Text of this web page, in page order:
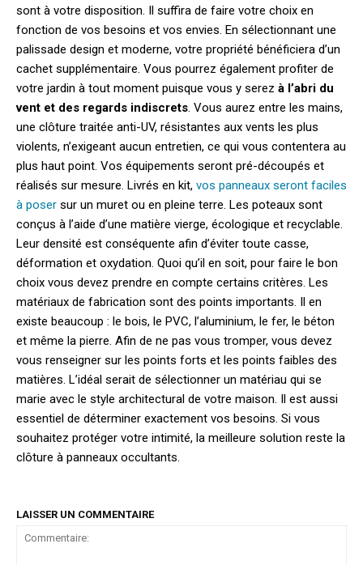
sont à votre disposition. Il suffira de faire votre choix en
fonction de vos besoins et vos envies. En sélectionnant une
palissade design et moderne, votre propriété bénéficiera d’un
cachet supplémentaire. Vous pourrez également profiter de
votre jardin à tout moment puisque vous y serez à l’abri du
vent et des regards indiscrets. Vous aurez entre les mains,
une clôture traitée anti-UV, résistantes aux vents les plus
violents, n’exigeant aucun entretien, ce qui vous contentera au
plus haut point. Vos équipements seront pré-découpés et
réalisés sur mesure. Livrés en kit, vos panneaux seront faciles
à poser sur un muret ou en pleine terre. Les poteaux sont
conçus à l’aide d’une matière vierge, écologique et recyclable.
Leur densité est conséquente afin d’éviter toute casse,
déformation et oxydation. Quoi qu’il en soit, pour faire le bon
choix vous devez prendre en compte certains critères. Les
matériaux de fabrication sont des points importants. Il en
existe beaucoup : le bois, le PVC, l’aluminium, le fer, le béton
et même la pierre. Afin de ne pas vous tromper, vous devez
vous renseigner sur les points forts et les points faibles des
matières. L’idéal serait de sélectionner un matériau qui se
marie avec le style architectural de votre maison. Il est aussi
essentiel de déterminer exactement vos besoins. Si vous
souhaitez protéger votre intimité, la meilleure solution reste la
clôture à panneaux occultants.
LAISSER UN COMMENTAIRE